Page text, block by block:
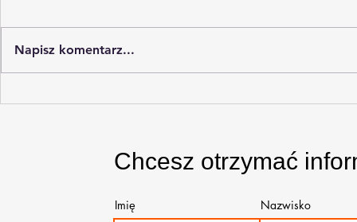
Napisz komentarz...
Chcesz otrzymać
Imię Nazwisko